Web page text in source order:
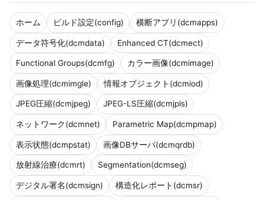
ホーム ビルド設定(config) 横断アプリ(dcmapps)
データ符号化(dcmdata) Enhanced CT(dcmect)
Functional Groups(dcmfg) カラー画像(dcmimage)
画像処理(dcmimgle) 情報オブジェクト(dcmiod)
JPEG圧縮(dcmjpeg) JPEG-LS圧縮(dcmjpls)
ネットワーク(dcmnet) Parametric Map(dcmpmap)
表示状態(dcmpstat) 画像DBサーバ(dcmqrdb)
放射線治療(dcmrt) Segmentation(dcmseg)
デジタル署名(dcmsign) 構造化レポート(dcmsr)